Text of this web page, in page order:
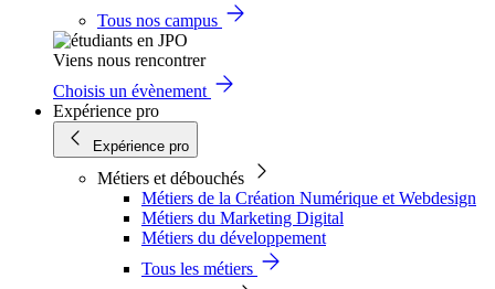
Tous nos campus
Viens nous rencontrer
Choisis un évènement
Expérience pro
Expérience pro
Métiers et débouchés
Métiers de la Création Numérique et Webdesign
Métiers du Marketing Digital
Métiers du développement
Tous les métiers